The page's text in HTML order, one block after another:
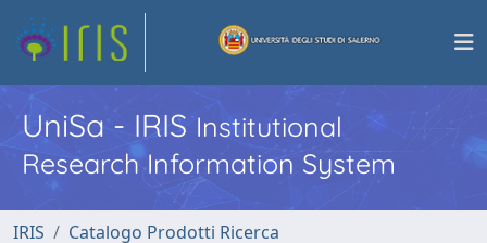
UniSa - IRISInstitutional
Research Information System
IRIS
Catalogo Prodotti Ricerca